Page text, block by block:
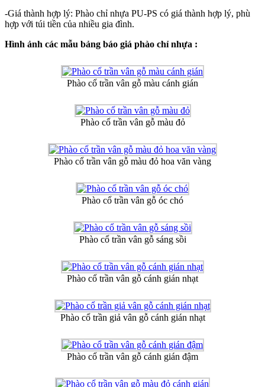
-Giá thành hợp lý: Phào chỉ nhựa PU-PS có giá thành hợp lý, phù
hợp với túi tiền của nhiều gia đình.
Hình ảnh các mẫu bảng báo giá phào chỉ nhựa :
Phào cổ trần vân gỗ màu cánh gián
Phào cổ trần vân gỗ màu đỏ
Phào cổ trần vân gỗ màu đỏ hoa văn vàng
Phào cổ trần vân gỗ óc chó
Phào cổ trần vân gỗ sáng sồi
Phào cổ trần vân gỗ cánh gián nhạt
Phào cổ trần giả vân gỗ cánh gián nhạt
Phào cổ trần vân gỗ cánh gián đậm